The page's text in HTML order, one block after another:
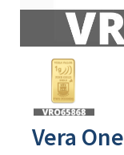
Vera